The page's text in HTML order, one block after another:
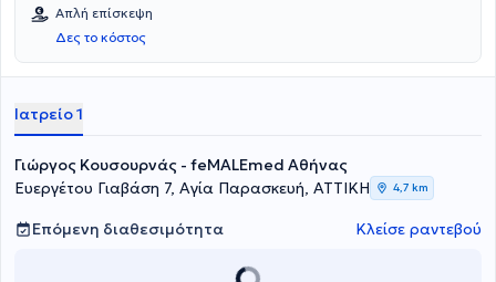
Απλή επίσκεψη
Δες το κόστος
Ιατρείο 1
Γιώργος Κουσουρνάς - feMALEmed Αθήνας
Ευεργέτου Γιαβάση 7, Αγία Παρασκευή, ΑΤΤΙΚΗ
4,7 km
Επόμενη διαθεσιμότητα Κλείσε ραντεβού